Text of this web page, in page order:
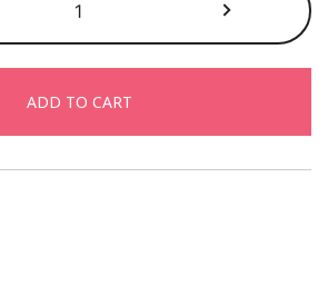
kids
girl
100ml
quantity
ADD TO CART